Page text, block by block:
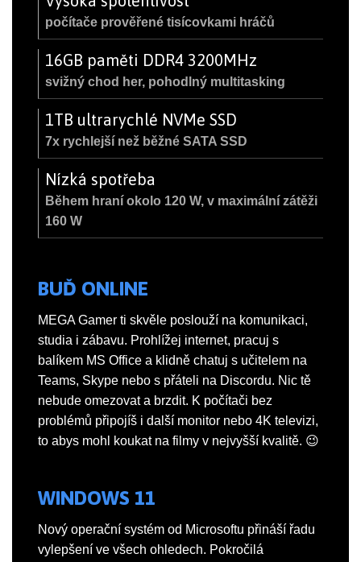
počítače prověřené tisícovkami hráčů
16GB paměti DDR4 3200MHz
svižný chod her, pohodlný multitasking
1TB ultrarychlé NVMe SSD
7x rychlejší než běžné SATA SSD
Nízká spotřeba
Během hraní okolo 120 W, v maximální zátěži
160 W
BUĎ ONLINE
MEGA Gamer ti skvěle poslouží na komunikaci,
studia i zábavu. Prohlížej internet, pracuj s
balíkem MS Office a klidně chatuj s učitelem na
Teams, Skype nebo s přáteli na Discordu. Nic tě
nebude omezovat a brzdit. K počítači bez
problémů připojíš i další monitor nebo 4K televizi,
to abys mohl koukat na filmy v nejvyšší kvalitě. 😉
WINDOWS 11
Nový operační systém od Microsoftu přináší řadu
vylepšení ve všech ohledech. Pokročilá